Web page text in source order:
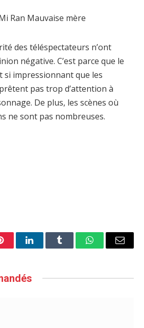
des téléspectateurs n’ont
négative. C’est parce que le
si impressionnant que les
pas trop d’attention à
De plus, les scènes où
ne sont pas nombreuses.
LinkedInTumblr WhatsAppEmail